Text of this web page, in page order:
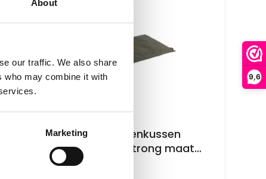
9,6
About
our traffic. We also share
who may combine it with
Marketing
Pet-Joy Hondenkussen
DoggyDuvet Strong maat
XL - 104x69cm